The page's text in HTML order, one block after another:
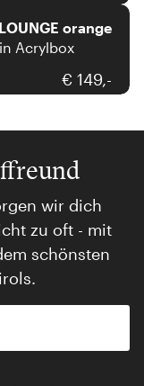
orange
Acrylbox
€ 149,-
wir dich
zu oft - mit
schönsten